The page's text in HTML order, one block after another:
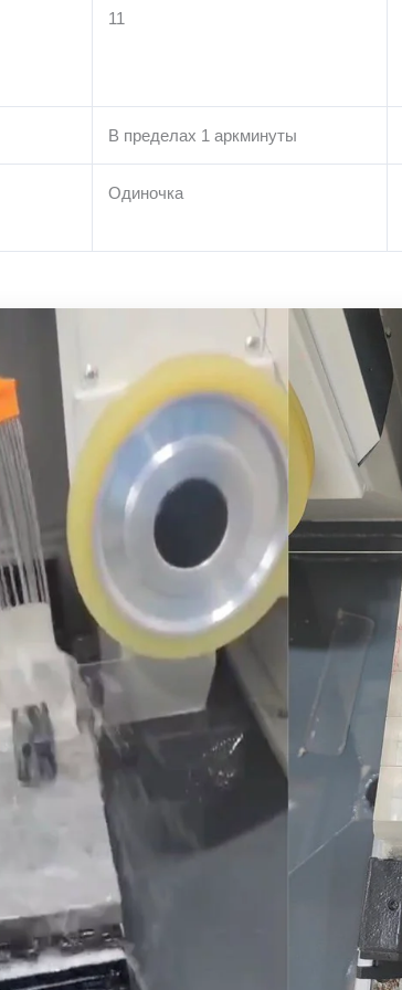
11
В пределах 1 аркминуты
Одиночка